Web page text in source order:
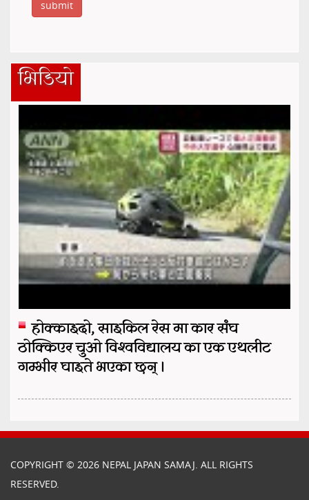
भिडियो
होक्काइदो, साइकिल रेस मा कार संघ
ठोक्किएर चुओ विश्वविद्यालय का एक एथलीट
गम्भीर घाइते भएका छन् ।
COPYRIGHT © 2026 NEPAL JAPAN SAMAJ. ALL RIGHTS
RESERVED.